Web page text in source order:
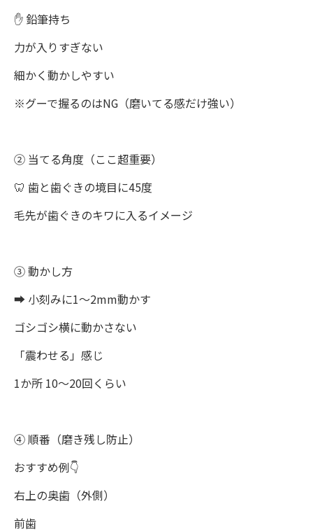
✋ 鉛筆持ち
力が入りすぎない
細かく動かしやすい
※グーで握るのはNG（磨いてる感だけ強い）
② 当てる角度（ここ超重要）
🦷 歯と歯ぐきの境目に45度
毛先が歯ぐきのキワに入るイメージ
③ 動かし方
➡️ 小刻みに1〜2mm動かす
ゴシゴシ横に動かさない
「震わせる」感じ
1か所 10〜20回くらい
④ 順番（磨き残し防止）
おすすめ例👇
右上の奥歯（外側）
前歯